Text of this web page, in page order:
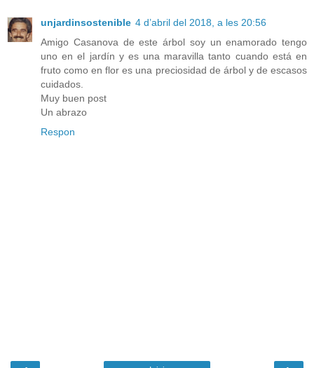
unjardinsostenible 4 d’abril del 2018, a les 20:56
Amigo Casanova de este árbol soy un enamorado tengo
uno en el jardín y es una maravilla tanto cuando está en
fruto como en flor es una preciosidad de árbol y de escasos
cuidados.
Muy buen post
Un abrazo
Respon